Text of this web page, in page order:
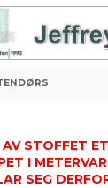
STOFFET
I
SEG